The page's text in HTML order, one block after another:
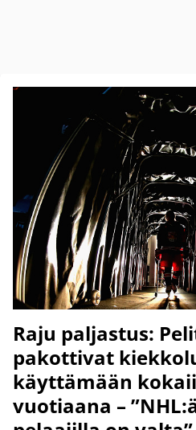
Raju paljastus:
pakottivat
käyttämään
vuotiaana –